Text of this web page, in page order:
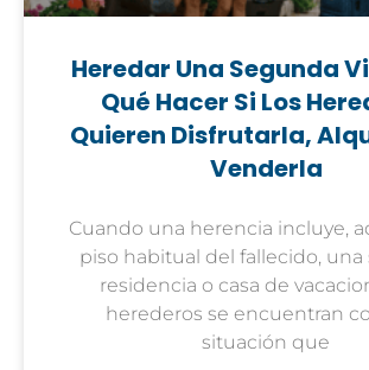
Heredar Una Segunda
Qué Hacer Si Los
Quieren Disfrutarla,
Venderla
Cuando una herencia incluye,
piso habitual del fallecido,
residencia o casa de
herederos se encuentran
situación que